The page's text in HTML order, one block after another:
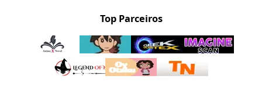
Top Parceiros